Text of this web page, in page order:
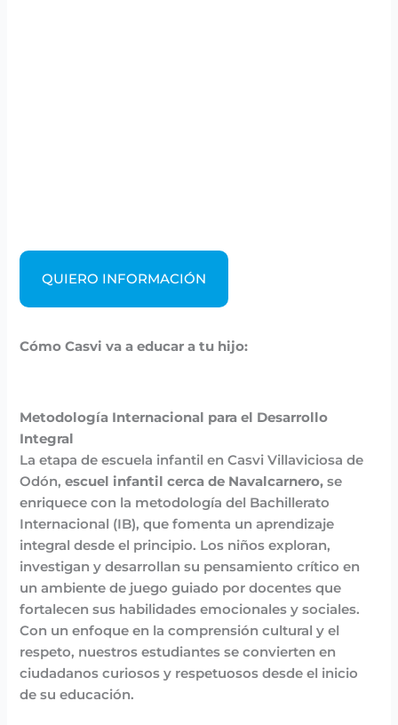
QUIERO INFORMACIÓN
Cómo Casvi va a educar a tu hijo:
Metodología Internacional para el Desarrollo
Integral
La etapa de escuela infantil en Casvi Villaviciosa de
Odón,escuel infantil cerca de Navalcarnero, se
enriquece con la metodología del Bachillerato
Internacional (IB), que fomenta un aprendizaje
integral desde el principio. Los niños exploran,
investigan y desarrollan su pensamiento crítico en
un ambiente de juego guiado por docentes que
fortalecen sus habilidades emocionales y sociales.
Con un enfoque en la comprensión cultural y el
respeto, nuestros estudiantes se convierten en
ciudadanos curiosos y respetuosos desde el inicio
de su educación.